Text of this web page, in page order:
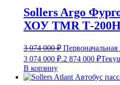
Sollers Argo
ХОУ TMR Т-
3 074 000₽ Первоначальная
3 074 000 ₽.2 874 000 ₽
В корзину